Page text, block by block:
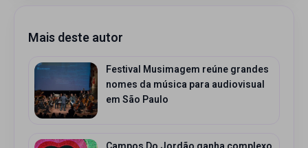
Mais deste autor
Festival Musimagem reúne grandes
nomes da música para audiovisual
em São Paulo